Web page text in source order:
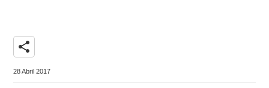
share
28 Abril 2017